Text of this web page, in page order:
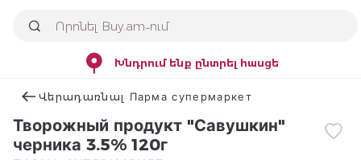
Խնդրում ենք ընտրել հասցե
Վերադառնալ Парма супермаркет
Творожный продукт "Савушкин"
черника 3.5% 120г